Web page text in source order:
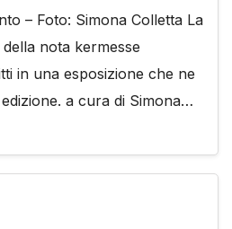
– Foto: Simona Colletta La
nota kermesse
in una esposizione che ne
a cura di Simona…